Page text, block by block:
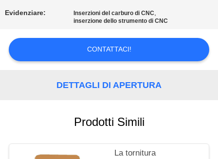
CONTATTICI
RICHIEDA
UNA
Evidenziare: Inserzioni del carburo di CNC,
inserzione dello strumento di CNC
CONTATTACI!
DETTAGLI DI APERTURA
Prodotti Simili
La tornitura